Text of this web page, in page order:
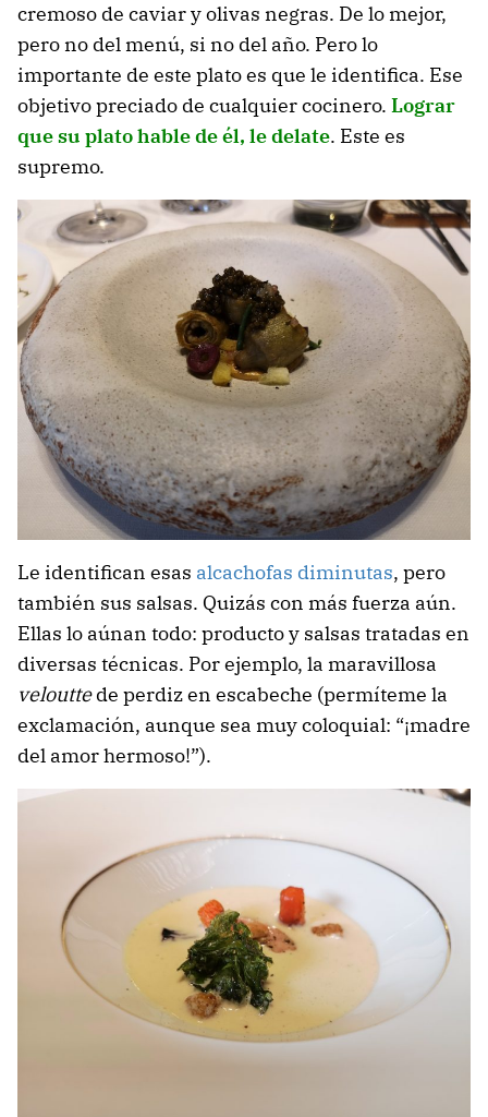
cremoso de caviar y olivas negras. De lo mejor,
pero no del menú, si no del año. Pero lo
importante de este plato es que le identifica. Ese
objetivo preciado de cualquier cocinero. Lograr
que su plato hable de él, le delate. Este es
supremo.
Le identifican esas alcachofas diminutas, pero
también sus salsas. Quizás con más fuerza aún.
Ellas lo aúnan todo: producto y salsas tratadas en
diversas técnicas. Por ejemplo, la maravillosa
velouttede perdiz en escabeche (permíteme la
exclamación, aunque sea muy coloquial: “¡madre
del amor hermoso!”).